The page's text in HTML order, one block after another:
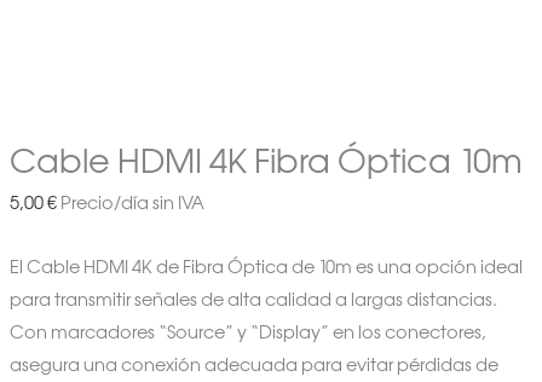
Cable HDMI 4K Fibra Óptica 10m
5,00€ Precio/día sin IVA
El Cable HDMI 4K de Fibra Óptica de 10m es una opción ideal
para transmitir señales de alta calidad a largas distancias.
Con marcadores “Source” y “Display” en los conectores,
asegura una conexión adecuada para evitar pérdidas de